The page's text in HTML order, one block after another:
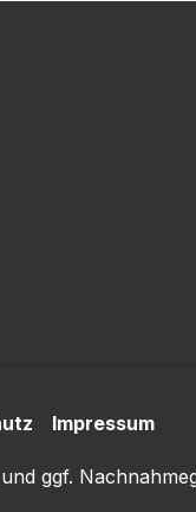
Impressum
und ggf.